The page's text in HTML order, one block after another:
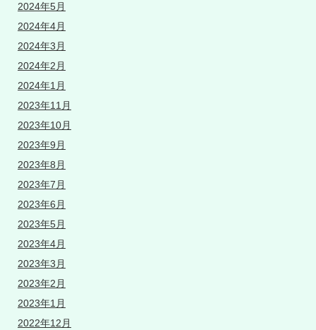
2024年5月
2024年4月
2024年3月
2024年2月
2024年1月
2023年11月
2023年10月
2023年9月
2023年8月
2023年7月
2023年6月
2023年5月
2023年4月
2023年3月
2023年2月
2023年1月
2022年12月